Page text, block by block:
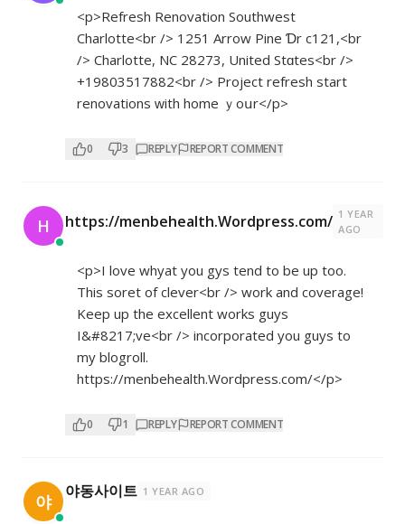
<p>Refresh Renovation Southwest
Charlotte<br /> 1251 Arrow Pine Ɗr с121,<br
/> Charlotte, NC 28273, United Stɑtes<br />
+19803517882<br /> Project refresh start
renovations ԝith home ｙoսr</p>
0 3 REPLY REPORT COMMENT
H https://menbehealth.Wordpress.com/ 1 YEAR
AGO
<p>I love whyat you gys tend to be up too.
This soret of clever<br /> work and coverage!
Keep up the excellent works guys
I&#8217;ve<br /> incorporated you guys to
my blogroll.
https://menbehealth.Wordpress.com/</p>
0 1 REPLY REPORT COMMENT
야 야동사이트 1 YEAR AGO